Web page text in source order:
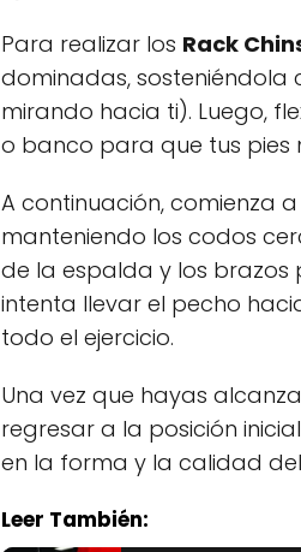
Para realizar los Rack
dominadas,
mirando hacia ti). Luego,
o banco para que tus pies
A continuación, comienza
manteniendo los codos
de la espalda y los brazos
intenta llevar el pecho
todo el ejercicio.
Una vez que hayas
regresar a la posición
en la forma y la calidad
Leer También: